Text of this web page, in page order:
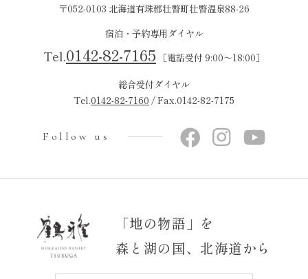
〒052-0103 北海道有珠郡壮瞥町壮瞥温泉88-26
宿泊・予約専用ダイヤル
Tel.0142-82-7165 ［電話受付 9:00～18:00］
総合受付ダイヤル
Tel.0142-82-7160 / Fax.0142-82-7175
Follow us
「地の物語」を
森と湖の国、北海道から